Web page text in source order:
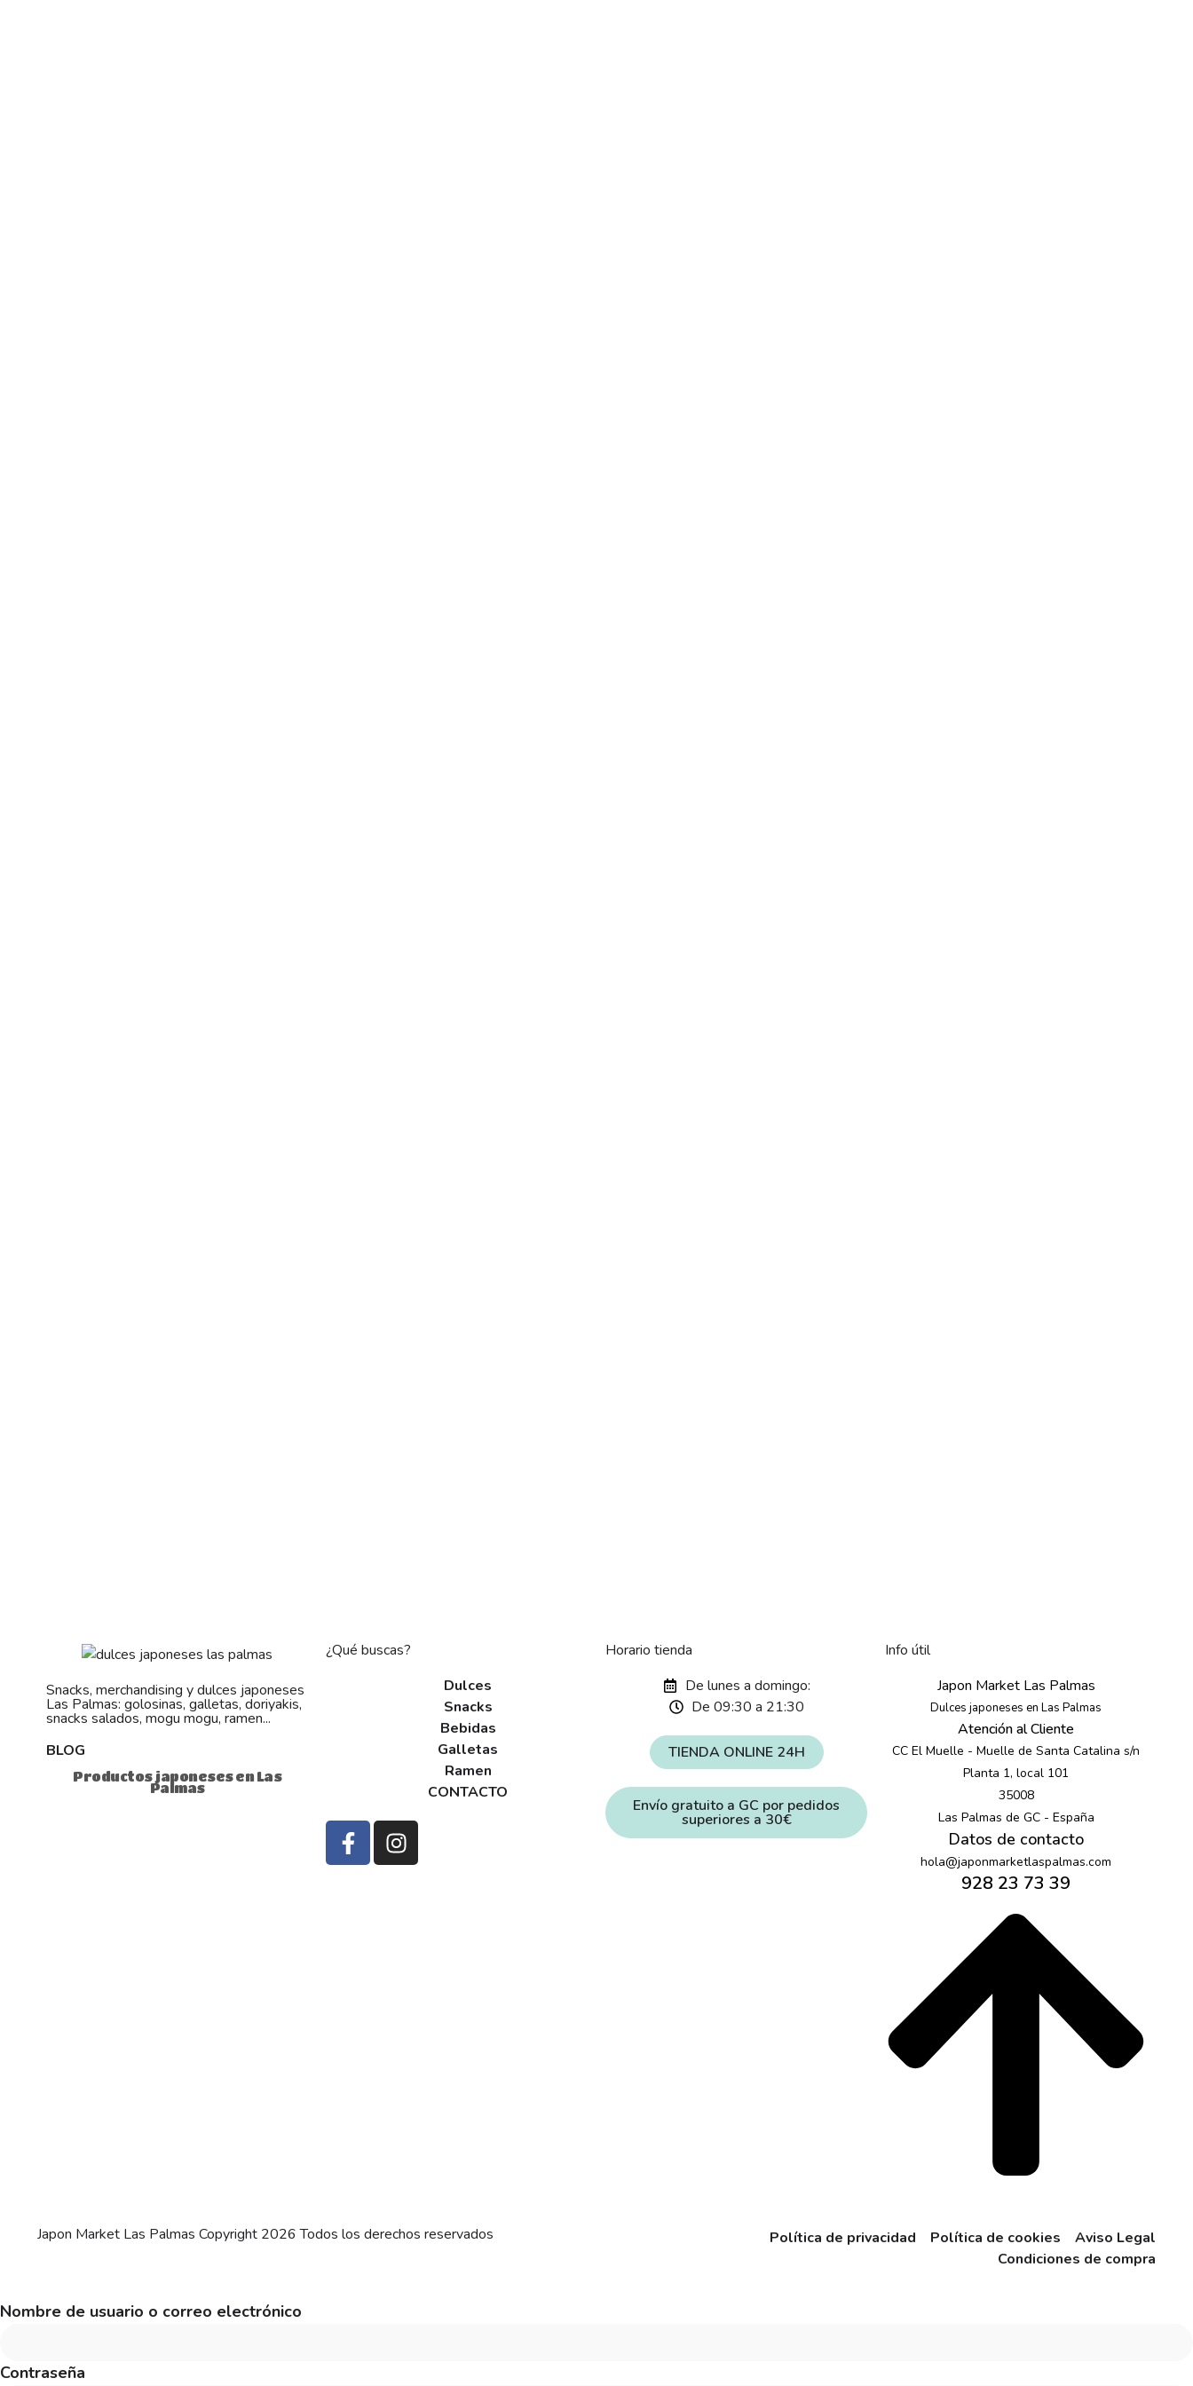
Snacks, merchandising y dulces japoneses
Las Palmas: golosinas, galletas, doriyakis,
snacks salados, mogu mogu, ramen...
BLOG
Productos japoneses en Las
Palmas
¿Qué buscas?
Dulces
Snacks
Bebidas
Galletas
Ramen
CONTACTO
Horario tienda
De lunes a domingo:
De 09:30 a 21:30
TIENDA ONLINE 24H
Envío gratuito a GC por pedidos
superiores a 30€
Info útil
Japon Market Las Palmas
Dulces japoneses en Las Palmas
Atención al Cliente
CC El Muelle - Muelle de Santa Catalina s/n
Planta 1, local 101
35008
Las Palmas de GC - España
Datos de contacto
hola@japonmarketlaspalmas.com
928 23 73 39
Japon Market Las Palmas Copyright 2026 Todos los derechos reservados Política de privacidad Política de cookies
Aviso Legal
Condiciones de compra
Nombre de usuario o correo electrónico
Contraseña